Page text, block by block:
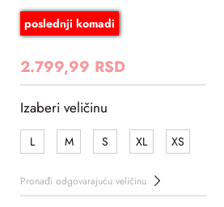
poslednji komadi
2.799,99 RSD
Izaberi veličinu
L M S XL XS
Pronađi odgovarajuću veličinu